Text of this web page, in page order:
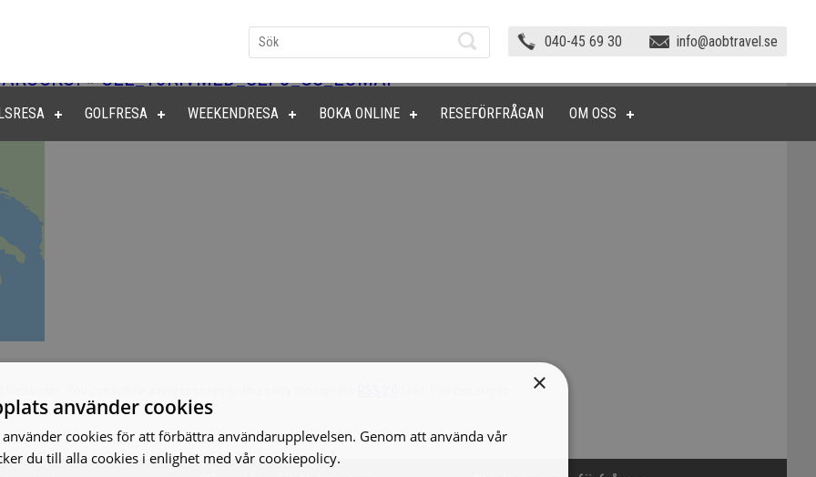
040-45 69 30 info@aobtravel.se
GOLFRESA WEEKENDRESA BOKA ONLINE RESEFÖRFRÅGAN OM OSS
»CEL_10RIVMED_SEP8_CS_EUMAP
under . You can follow any responses to this entry through the ×
använder cookies
cookies för att förbättra användarupplevelsen. Genom att använda vår
du till alla cookies i enlighet med vår cookiepolicy.